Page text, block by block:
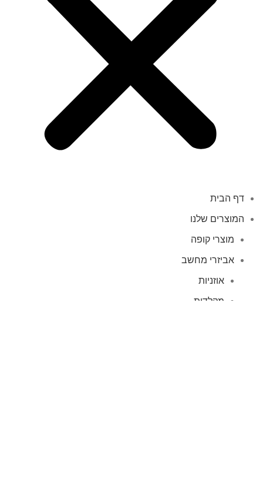
דף הבית
המוצרים שלנו
מוצרי קופה
אביזרי מחשב
אוזניות
מקלדות